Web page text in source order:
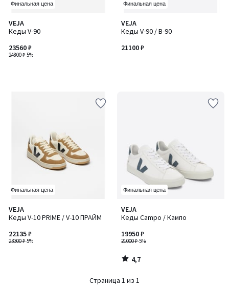
Финальная цена
VEJA
Кеды V-90
24800 ₽-5%
23560 ₽
Финальная цена
VEJA
Кеды V-90 / В-90
21100 ₽
Финальная цена
VEJA
Кеды V-10 PRIME / V-10 ПРАЙМ
23300 ₽-5%
22135 ₽
Финальная цена
VEJA
Кеды Campo / Кампо
21000 ₽-5%
19950 ₽
4,7
/ 5
4,7
/
Страница 1 из 1